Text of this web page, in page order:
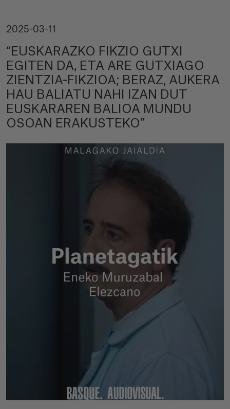
2025-03-11
“EUSKARAZKO FIKZIO GUTXI
EGITEN DA, ETA ARE GUTXIAGO
ZIENTZIA-FIKZIOA; BERAZ, AUKERA
HAU BALIATU NAHI IZAN DUT
EUSKARAREN BALIOA MUNDU
OSOAN ERAKUSTEKO”